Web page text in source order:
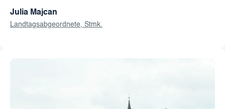
Julia Majcan
Landtagsabgeordnete, Stmk.